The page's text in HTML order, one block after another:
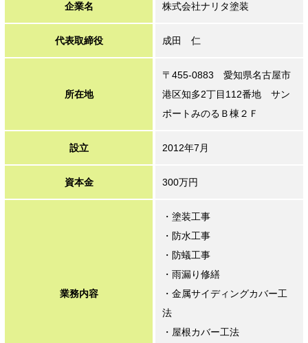
企業名 株式会社ナリタ塗装
代表取締役 成田 仁
所在地
〒455-0883 愛知県名古屋市
港区知多2丁目112番地 サン
ポートみのるＢ棟２Ｆ
設立 2012年7月
資本金 300万円
業務内容
・塗装工事
・防水工事
・防蟻工事
・雨漏り修繕
・金属サイディングカバー工
法
・屋根カバー工法